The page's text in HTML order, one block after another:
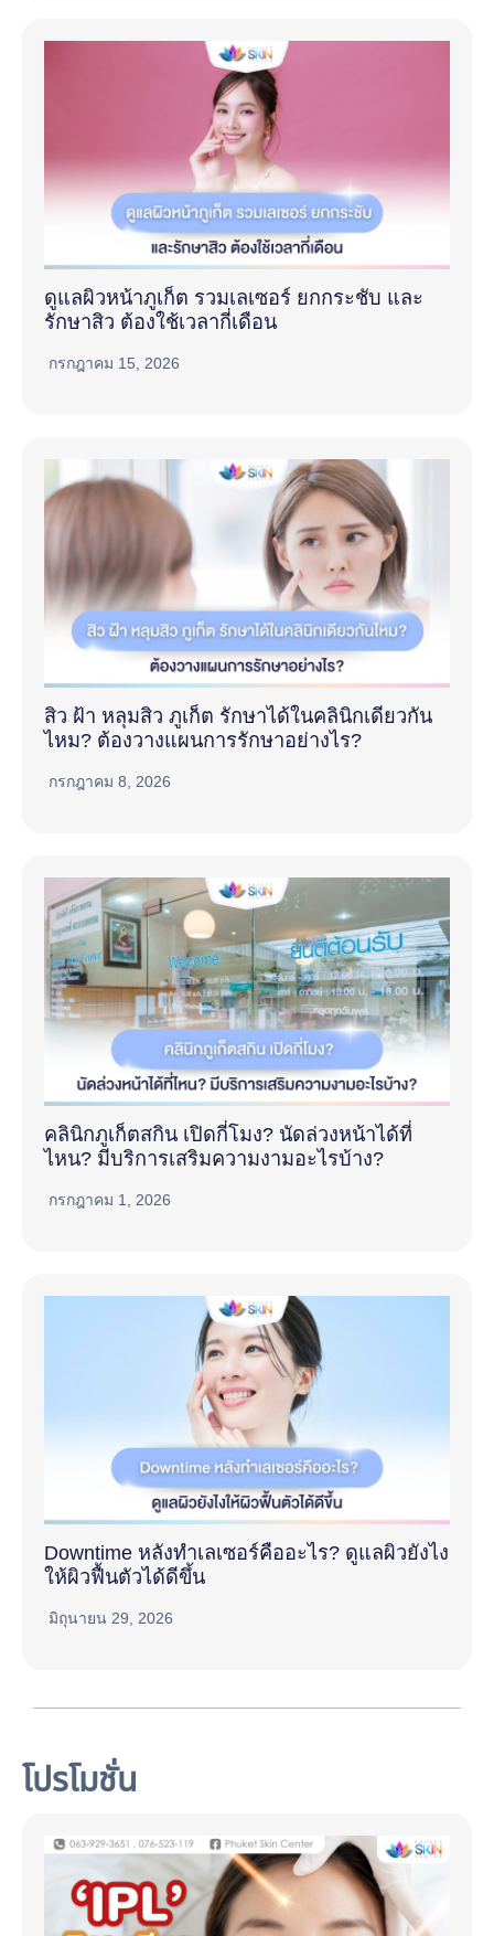
ดูแลผิวหน้าภูเก็ต รวมเลเซอร์ ยกกระชับ และ
รักษาสิว ต้องใช้เวลากี่เดือน
กรกฎาคม 15, 2026
สิว ฝ้า หลุมสิว ภูเก็ต รักษาได้ในคลินิกเดียวกัน
ไหม? ต้องวางแผนการรักษาอย่างไร?
กรกฎาคม 8, 2026
คลินิกภูเก็ตสกิน เปิดกี่โมง? นัดล่วงหน้าได้ที่
ไหน? มีบริการเสริมความงามอะไรบ้าง?
กรกฎาคม 1, 2026
Downtime หลังทำเลเซอร์คืออะไร? ดูแลผิวยังไง
ให้ผิวฟื้นตัวได้ดีขึ้น
มิถุนายน 29, 2026
โปรโมชั่น